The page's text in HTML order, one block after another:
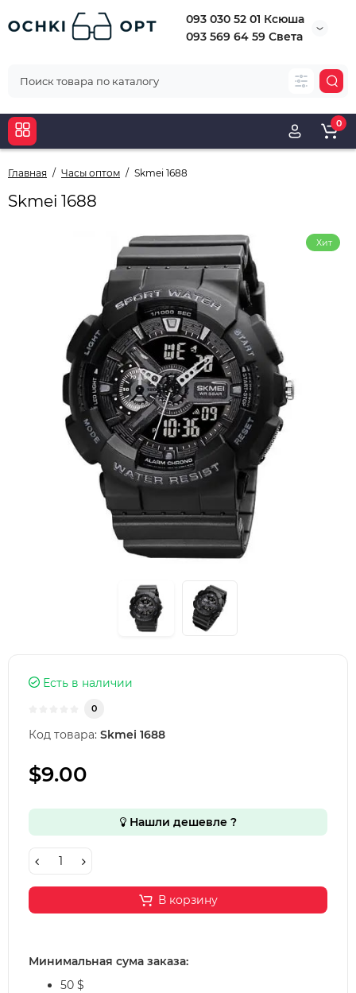
093 030 52 01 Ксюша
093 569 64 59 Света
0
Главная Часы оптом Skmei 1688
Skmei 1688
Хит
Есть в наличии
0
Код товара: Skmei 1688
$9.00
Нашли дешевле ?
В корзину
Минимальная сума заказа:
50 $